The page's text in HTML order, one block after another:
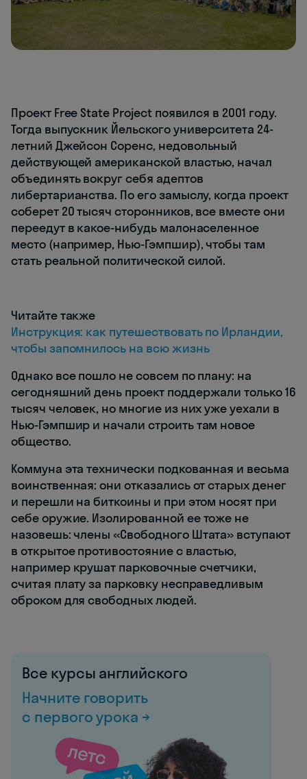
Проект Free State Project появился в 2001 году.
Тогда выпускник Йельского университета 24-
летний Джейсон Соренс, недовольный
действующей американской властью, начал
объединять вокруг себя адептов
либертарианства. По его замыслу, когда проект
соберет 20 тысяч сторонников, все вместе они
переедут в какое-нибудь малонаселенное
место (например, Нью-Гэмпшир), чтобы там
стать реальной политической силой.
Читайте также
Инструкция: как путешествовать по Ирландии,
чтобы запомнилось на всю жизнь
Однако все пошло не совсем по плану: на
сегодняшний день проект поддержали только 16
тысяч человек, но многие из них уже уехали в
Нью-Гэмпшир и начали строить там новое
общество.
Коммуна эта технически подкованная и весьма
воинственная: они отказались от старых денег
и перешли на биткоины и при этом носят при
себе оружие. Изолированной ее тоже не
назовешь: члены «Свободного Штата» вступают
в открытое противостояние с властью,
например крушат парковочные счетчики,
считая плату за парковку несправедливым
оброком для свободных людей.
Все курсы английского
Начните говорить
с первого урока →